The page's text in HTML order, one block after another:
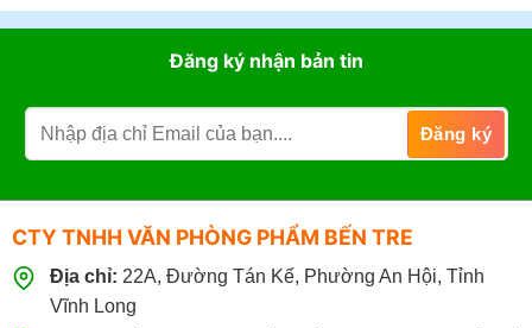
Đăng ký nhận bản tin
CTY TNHH VĂN PHÒNG PHẨM BẾN TRE
Địa chỉ: 22A, Đường Tán Kế, Phường An Hội, Tỉnh
Vĩnh Long